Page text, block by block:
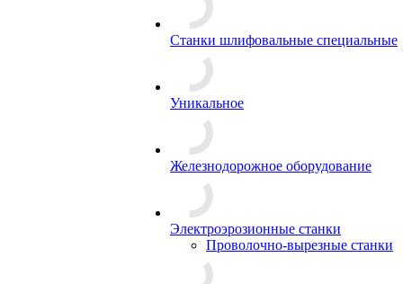
Станки шлифовальные специальные
Уникальное
Железнодорожное оборудование
Электроэрозионные станки
Проволочно-вырезные станки